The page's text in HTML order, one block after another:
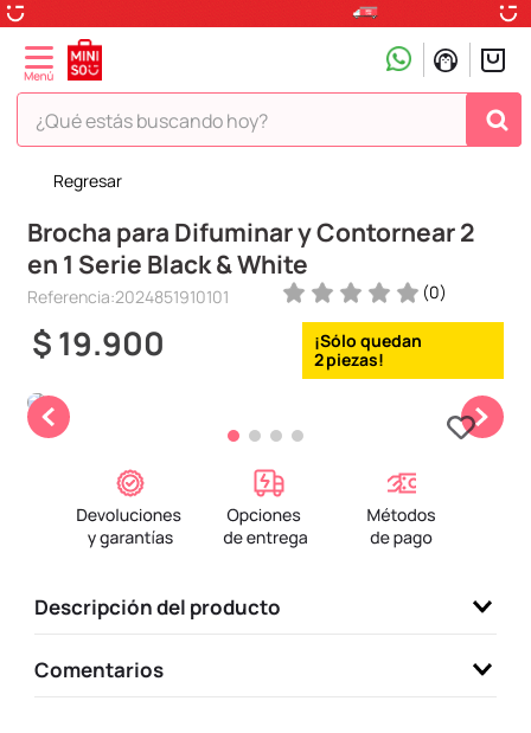
¿Qué estás buscando hoy?
Regresar
Brocha para Difuminar y Contornear 2
en 1 Serie Black & White
Referencia:2024851910101 (0)
$19.900 2
Descripción del producto
Comentarios
TÉRMINOS MÁS BUSCADOS
1.
peluche
2.
hello kitty
3.
snoopy
4.
ositos cariñositos
5.
6.
disney
toy story
10. one piece